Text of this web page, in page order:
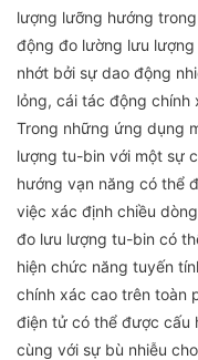
lượng lưỡng hướng
động đo lường lưu
nhớt bởi sự dao động
lỏng, cái tác động chính
Trong những ứng dụng
lượng tu-bin với một sự
hướng vạn năng có thể
việc xác định chiều
đo lưu lượng tu-bin có
hiện chức năng tuyến
chính xác cao trên toàn
điện tử có thể được cấu
cùng với sự bù nhiễu